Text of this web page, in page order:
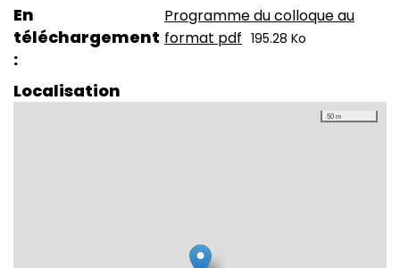
En
téléchargement
Programme du colloque au
format pdf 195.28 Ko
Localisation
50 m